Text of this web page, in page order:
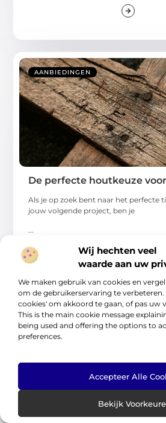
Wij hechten veel
waarde aan uw
We maken gebruik van cookies en
om de gebruikerservaring te verbeteren.
cookies' om akkoord te gaan, of pas uw
This is the main cookie message
being used and offering the options to
preferences.
Accepteer Alle
Bekijk
AANBIEDINGEN
De perfecte houtkeuze
Als je op zoek bent naar het perfecte
jouw volgende project, ben je
...
AANBIEDINGEN